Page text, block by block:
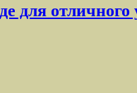
для отличного